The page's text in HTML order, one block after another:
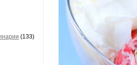
(133)